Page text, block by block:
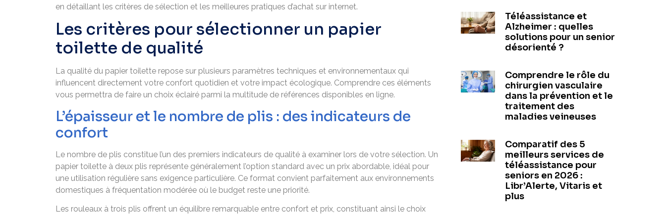
en détaillant les critères de sélection et les meilleures pratiques d’achat sur internet.
Les critères pour sélectionner un papier
toilette de qualité
La qualité du papier toilette repose sur plusieurs paramètres techniques et environnementaux qui
influencent directement votre confort quotidien et votre impact écologique. Comprendre ces éléments
vous permettra de faire un choix éclairé parmi la multitude de références disponibles en ligne.
L’épaisseur et le nombre de plis : des indicateurs de
confort
Le nombre de plis constitue l’un des premiers indicateurs de qualité à examiner lors de votre sélection. Un
papier toilette à deux plis représente généralement l’option standard avec un prix abordable, idéal pour
une utilisation régulière sans exigence particulière. Ce format convient parfaitement aux environnements
domestiques à fréquentation modérée où le budget reste une priorité.
Les rouleaux à trois plis offrent un équilibre remarquable entre confort et prix, constituant ainsi le choix
Téléassistance et
Alzheimer : quelles
solutions pour un senior
désorienté ?
Comprendre le rôle du
chirurgien vasculaire
dans la prévention et le
traitement des
maladies veineuses
Comparatif des 5
meilleurs services de
téléassistance pour
seniors en 2026 :
Libr’Alerte, Vitaris et
plus